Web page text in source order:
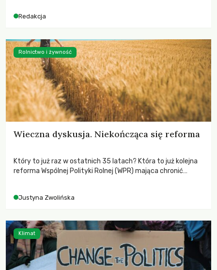
odnotowano największe tąpnięcie ODA w historii. Jakie będą
kryzysami i ubóstwem?
Redakcja
Wieczna dyskusja. Niekończąca się reforma
Który to już raz w ostatnich 35 latach? Która to już kolejna
reforma Wspólnej Polityki Rolnej (WPR) mająca chronić
Justyna Zwolińska
Rolnictwo i żywność
Klimat